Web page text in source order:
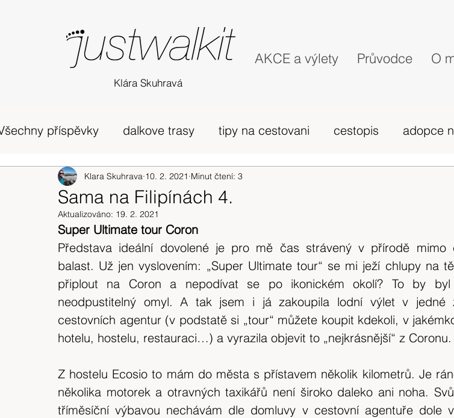
AKCE a výlety Průvodce O
Klára Skuhravá
příspěvky dalkove trasy tipy na cestovani cestopis adopce
Edinburgh horská túra Skotsko camino
zivot v UK osobni nazory
expedice Skotské ostrovy Indonésie tip na výlet Španělsko
výlet 2018 Srílanka cestuj s mámou výlet 2020 Česká republika
Bílé Karpaty CHKO Island
Sama na Filipínách 4.
Klara Skuhrava 10. 2. 2021 Minut čtení: 3
Aktualizováno: 19. 2. 2021
Super Ultimate tour Coron
Představa ideální dovolené je pro mě čas strávený v přírodě mimo
balast. Už jen vyslovením: „Super Ultimate tour“ se mi ježí chlupy na
připlout na Coron a nepodívat se po ikonickém okolí? To by byl
neodpustitelný omyl. A tak jsem i já zakoupila lodní výlet v jedné
cestovních agentur (v podstatě si „tour“ můžete koupit kdekoli, v
hotelu, hostelu, restauraci…) a vyrazila objevit to „nejkrásnější“ z Coronu.
Z hostelu Ecosio to mám do města s přístavem několik kilometrů. Je
několika motorek a otravných taxikářů není široko daleko ani noha.
tříměsíční výbavou nechávám dle domluvy v cestovní agentuře dole